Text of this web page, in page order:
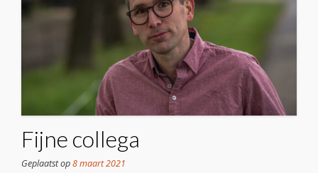
Fijne collega
Geplaatst op8 maart 2021